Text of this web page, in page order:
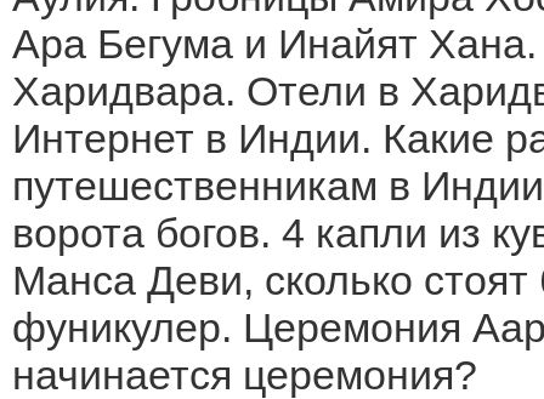
Ара Бегума и Инайят
Харидвара. Отели в
Интернет в Индии. Какие
путешественникам в
ворота богов. 4 капли из
Манса Деви, сколько
фуникулер. Церемония
начинается церемония?